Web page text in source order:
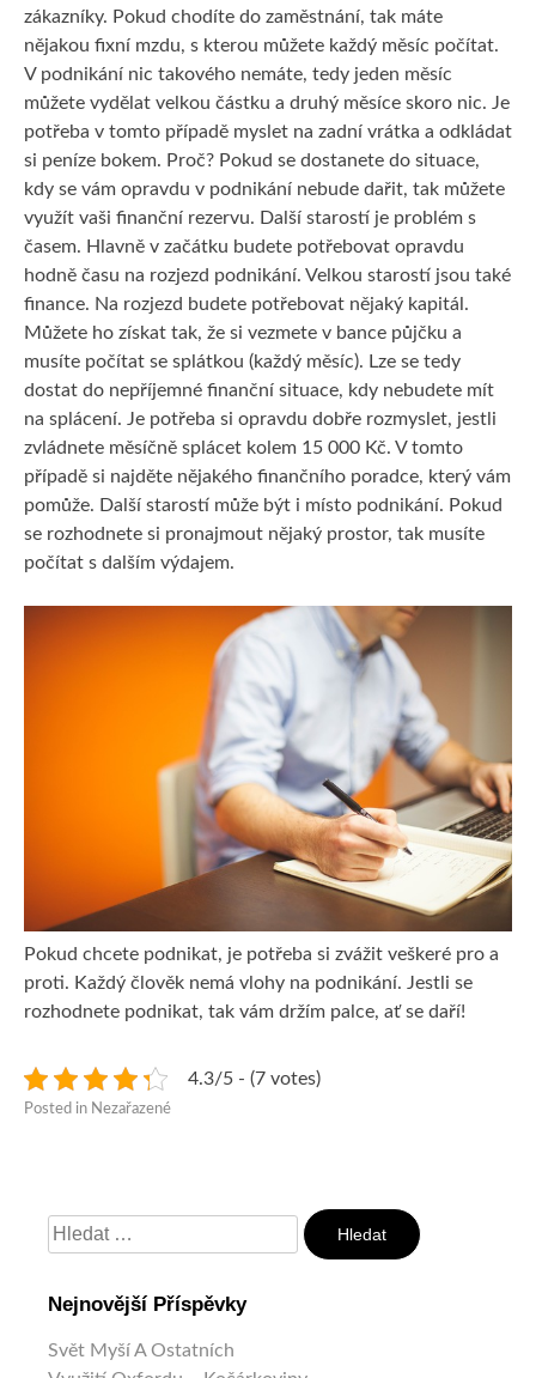
zákazníky. Pokud chodíte do zaměstnání, tak máte
nějakou fixní mzdu, s kterou můžete každý měsíc počítat.
V podnikání nic takového nemáte, tedy jeden měsíc
můžete vydělat velkou částku a druhý měsíce skoro nic. Je
potřeba v tomto případě myslet na zadní vrátka a odkládat
si peníze bokem. Proč? Pokud se dostanete do situace,
kdy se vám opravdu v podnikání nebude dařit, tak můžete
využít vaši finanční rezervu. Další starostí je problém s
časem. Hlavně v začátku budete potřebovat opravdu
hodně času na rozjezd podnikání. Velkou starostí jsou také
finance. Na rozjezd budete potřebovat nějaký kapitál.
Můžete ho získat tak, že si vezmete v bance půjčku a
musíte počítat se splátkou (každý měsíc). Lze se tedy
dostat do nepříjemné finanční situace, kdy nebudete mít
na splácení. Je potřeba si opravdu dobře rozmyslet, jestli
zvládnete měsíčně splácet kolem 15 000 Kč. V tomto
případě si najděte nějakého finančního poradce, který vám
pomůže. Další starostí může být i místo podnikání. Pokud
se rozhodnete si pronajmout nějaký prostor, tak musíte
počítat s dalším výdajem.
Pokud chcete podnikat, je potřeba si zvážit veškeré pro a
proti. Každý člověk nemá vlohy na podnikání. Jestli se
rozhodnete podnikat, tak vám držím palce, ať se daří!
4.3/5 - (7 votes)
Posted in Nezařazené
Vyhledávání
Nejnovější Příspěvky
Svět Myší A Ostatních